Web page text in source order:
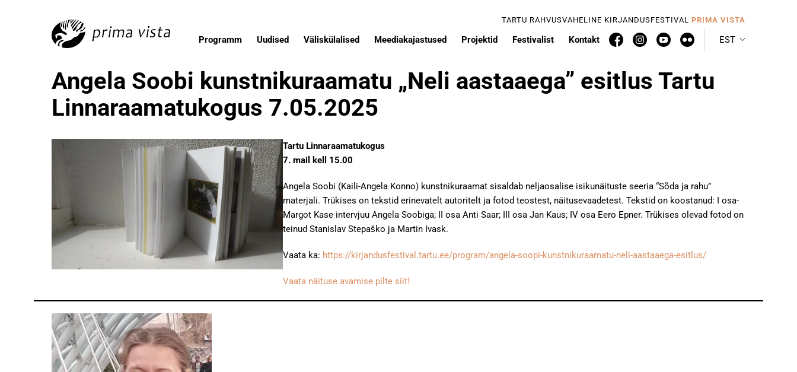
TARTU RAHVUSVAHELINE KIRJANDUSFESTIVAL PRIMA VISTA
Programm Uudised Väliskülalised Meediakajastused Projektid Festivalist Kontakt EST
Angela Soobi kunstnikuraamatu „Neli aastaaega” esitlus Tartu
Linnaraamatukogus 7.05.2025
Tartu Linnaraamatukogus
7. mail kell 15.00
Angela Soobi (Kaili-Angela Konno) kunstnikuraamat sisaldab neljaosalise isikunäituste seeria “Sõda ja rahu”
materjali. Trükises on tekstid erinevatelt autoritelt ja fotod teostest, näitusevaadetest. Tekstid on koostanud: I osa-
Margot Kase intervjuu Angela Soobiga; II osa Anti Saar; III osa Jan Kaus; IV osa Eero Epner. Trükises olevad fotod on
teinud Stanislav Stepaško ja Martin Ivask.
Vaata ka: https://kirjandusfestival.tartu.ee/program/angela-soopi-kunstnikuraamatu-neli-aastaaega-esitlus/
Vaata näituse avamise pilte siit!